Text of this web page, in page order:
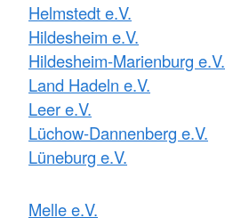
Helmstedt e.V.
Hildesheim e.V.
Hildesheim-Marienburg e.V.
Land Hadeln e.V.
Leer e.V.
Lüchow-Dannenberg e.V.
Lüneburg e.V.
Melle e.V.